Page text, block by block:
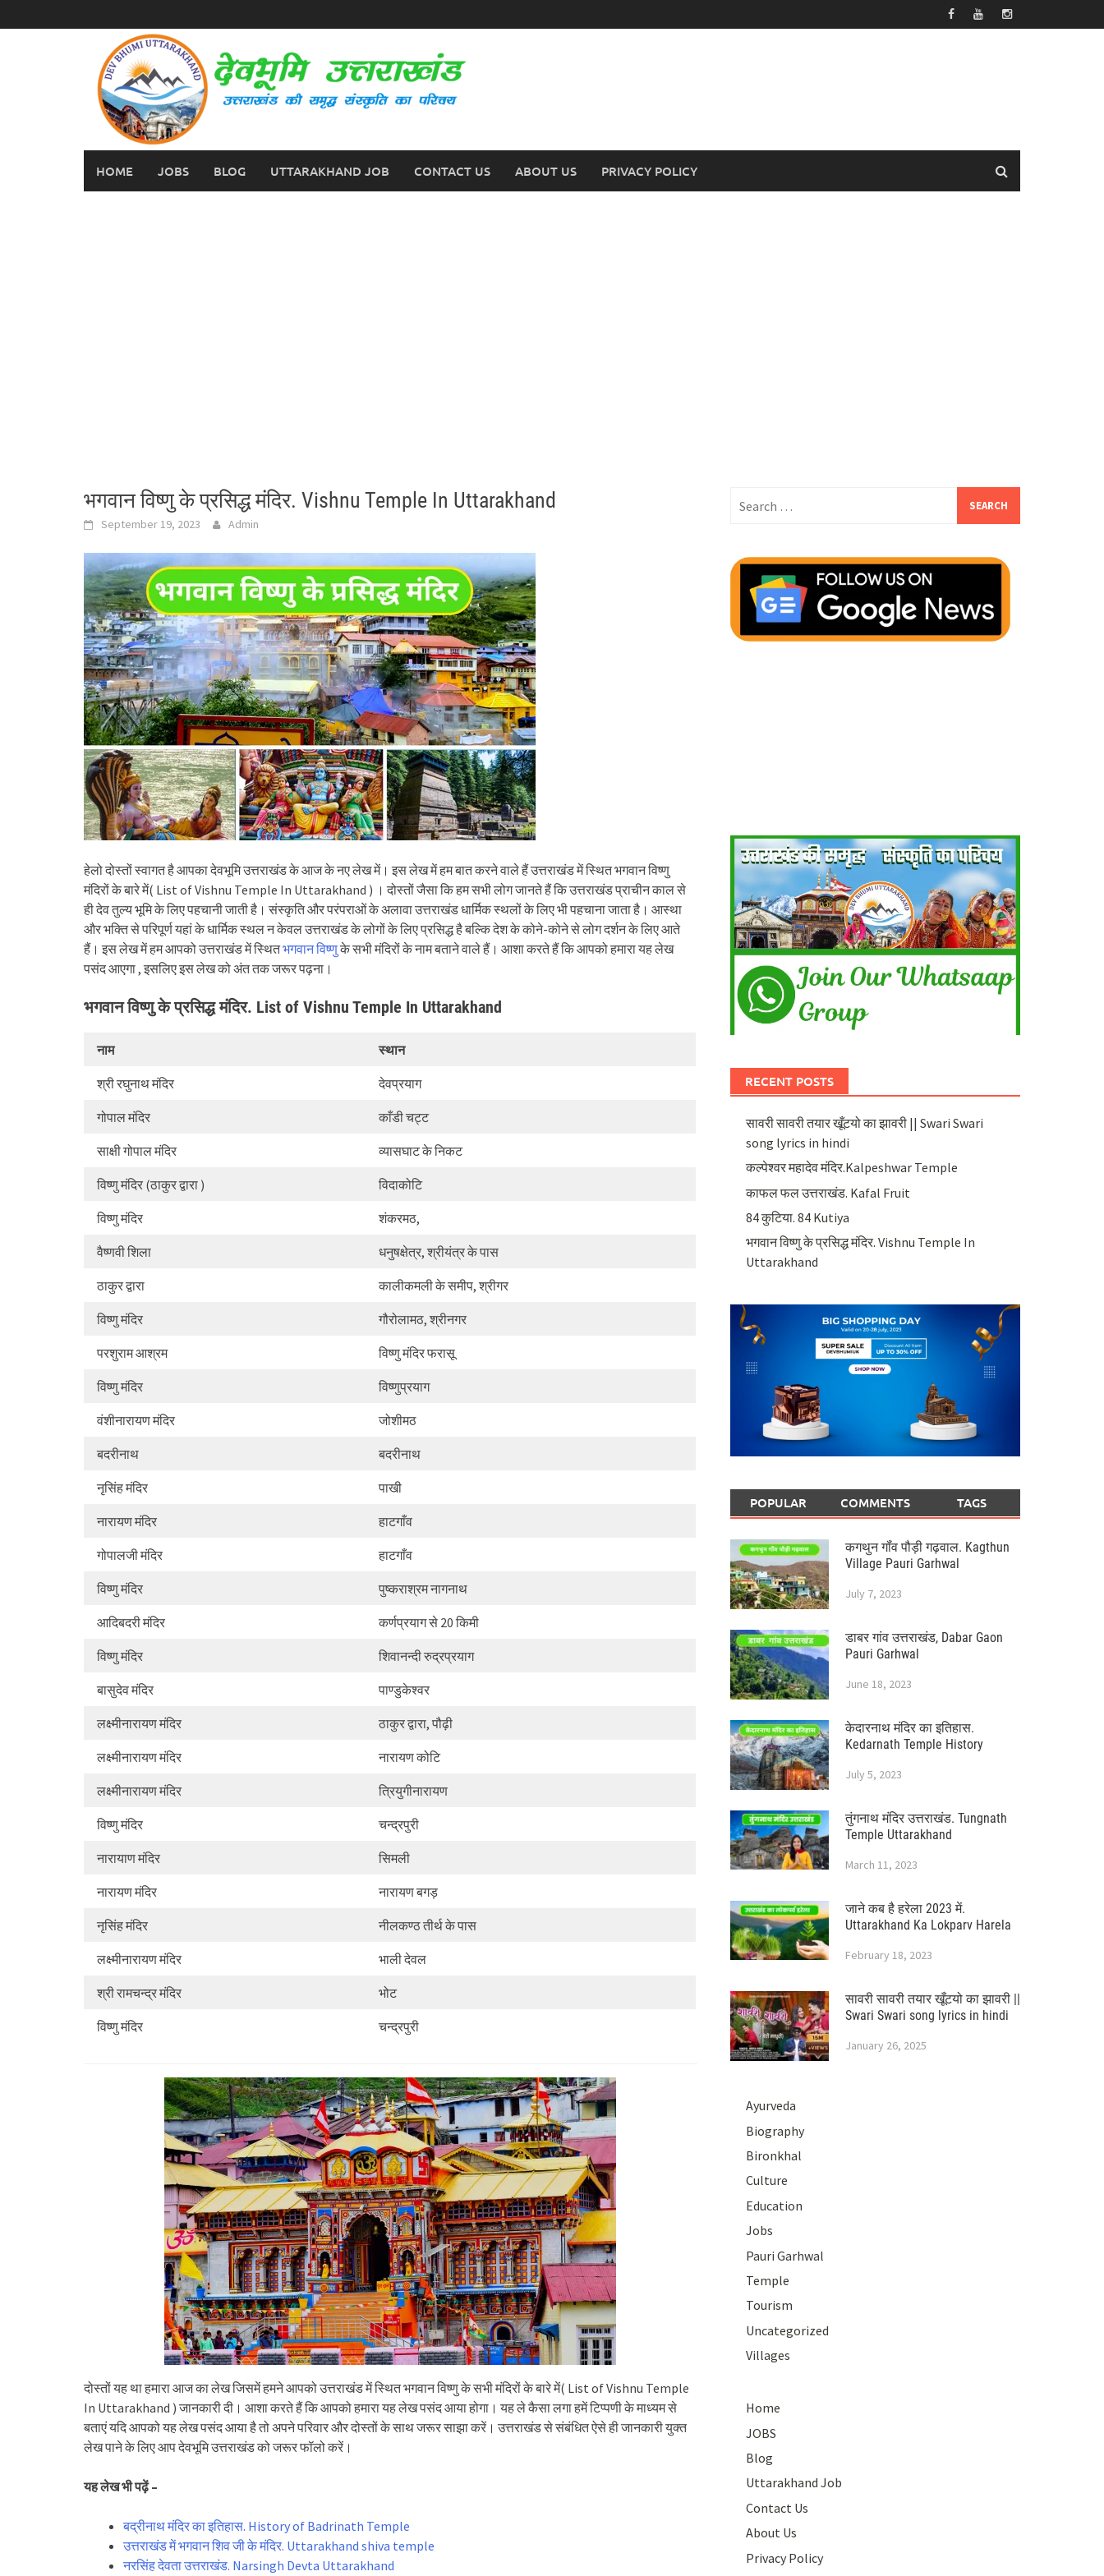
to
HOME JOBS BLOG UTTARAKHAND JOB CONTACT US ABOUT US PRIVACY POLICY
भगवान विष्णु के प्रसिद्ध मंदिर. Vishnu Temple In Uttarakhand
September 19, 2023 Admin
हेलो दोस्तों स्वागत है आपका देवभूमि उत्तराखंड के आज के नए लेख में। इस लेख में हम बात करने वाले हैं उत्तराखंड में स्थित भगवान विष्णु
मंदिरों के बारे में( List of Vishnu Temple In Uttarakhand ) । दोस्तों जैसा कि हम सभी लोग जानते हैं कि उत्तराखंड प्राचीन काल से
ही देव तुल्य भूमि के लिए पहचानी जाती है। संस्कृति और परंपराओं के अलावा उत्तराखंड धार्मिक स्थलों के लिए भी पहचाना जाता है। आस्था
और भक्ति से परिपूर्ण यहां के धार्मिक स्थल न केवल उत्तराखंड के लोगों के लिए प्रसिद्ध है बल्कि देश के कोने-कोने से लोग दर्शन के लिए आते
हैं। इस लेख में हम आपको उत्तराखंड में स्थितभगवान विष्णुके सभी मंदिरों के नाम बताने वाले हैं। आशा करते हैं कि आपको हमारा यह लेख
पसंद आएगा , इसलिए इस लेख को अंत तक जरूर पढ़ना।
भगवान विष्णु के प्रसिद्ध मंदिर. List of Vishnu Temple In Uttarakhand
नाम स्थान
श्री रघुनाथ मंदिर देवप्रयाग
गोपाल मंदिर काँडी चट्ट
साक्षी गोपाल मंदिर व्यासघाट के निकट
विष्णु मंदिर (ठाकुर द्वारा ) विदाकोटि
विष्णु मंदिर शंकरमठ,
वैष्णवी शिला धनुषक्षेत्र, श्रीयंत्र के पास
ठाकुर द्वारा कालीकमली के समीप, श्रीगर
विष्णु मंदिर गौरोलामठ, श्रीनगर
परशुराम आश्रम विष्णु मंदिर फरासू
विष्णु मंदिर विष्णुप्रयाग
वंशीनारायण मंदिर जोशीमठ
बदरीनाथ बदरीनाथ
नृसिंह मंदिर पाखी
नारायण मंदिर हाटगाँव
गोपालजी मंदिर हाटगाँव
विष्णु मंदिर पुष्कराश्रम नागनाथ
आदिबदरी मंदिर कर्णप्रयाग से 20 किमी
विष्णु मंदिर शिवानन्दी रुद्रप्रयाग
बासुदेव मंदिर पाण्डुकेश्वर
लक्ष्मीनारायण मंदिर ठाकुर द्वारा, पौढ़ी
लक्ष्मीनारायण मंदिर नारायण कोटि
लक्ष्मीनारायण मंदिर त्रियुगीनारायण
विष्णु मंदिर चन्द्रपुरी
नारायाण मंदिर सिमली
नारायण मंदिर नारायण बगड़
नृसिंह मंदिर नीलकण्ठ तीर्थ के पास
लक्ष्मीनारायण मंदिर भाली देवल
श्री रामचन्द्र मंदिर भोट
विष्णु मंदिर चन्द्रपुरी
दोस्तों यह था हमारा आज का लेख जिसमें हमने आपको उत्तराखंड में स्थित भगवान विष्णु के सभी मंदिरों के बारे में( List of Vishnu Temple
In Uttarakhand ) जानकारी दी। आशा करते हैं कि आपको हमारा यह लेख पसंद आया होगा। यह ले कैसा लगा हमें टिप्पणी के माध्यम से
बताएं यदि आपको यह लेख पसंद आया है तो अपने परिवार और दोस्तों के साथ जरूर साझा करें। उत्तराखंड से संबंधित ऐसे ही जानकारी युक्त
लेख पाने के लिए आप देवभूमि उत्तराखंड को जरूर फॉलो करें।
यह लेख भी पढ़ें –
बद्रीनाथ मंदिर का इतिहास. History of Badrinath Temple
उत्तराखंड में भगवान शिव जी के मंदिर. Uttarakhand shiva temple
नरसिंह देवता उत्तराखंड. Narsingh Devta Uttarakhand
for:
RECENT POSTS
सावरी सावरी तयार खूँटयो का झावरी || Swari Swari
song lyrics in hindi
कल्पेश्वर महादेव मंदिर.Kalpeshwar Temple
काफल फल उत्तराखंड. Kafal Fruit
84 कुटिया. 84 Kutiya
भगवान विष्णु के प्रसिद्ध मंदिर. Vishnu Temple In
Uttarakhand
POPULAR COMMENTS TAGS
कगथुन गॉंव पौड़ी गढ़वाल. Kagthun
Village Pauri Garhwal
July 7, 2023
डाबर गांव उत्तराखंड, Dabar Gaon
Pauri Garhwal
June 18, 2023
केदारनाथ मंदिर का इतिहास.
Kedarnath Temple History
July 5, 2023
तुंगनाथ मंदिर उत्तराखंड. Tungnath
Temple Uttarakhand
March 11, 2023
जाने कब है हरेला 2023 में.
Uttarakhand Ka Lokparv Harela
February 18, 2023
सावरी सावरी तयार खूँटयो का झावरी ||
Swari Swari song lyrics in hindi
January 26, 2025
Ayurveda
Biography
Bironkhal
Culture
Education
Jobs
Pauri Garhwal
Temple
Tourism
Uncategorized
Villages
Home
JOBS
Blog
Uttarakhand Job
Contact Us
About Us
Privacy Policy